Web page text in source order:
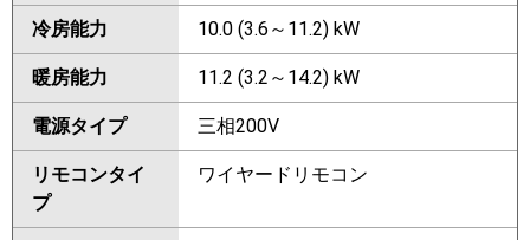
冷房能力 10.0 (3.6～11.2) kW
暖房能力 11.2 (3.2～14.2) kW
電源タイプ 三相200V
リモコンタイ
プ
ワイヤードリモコン